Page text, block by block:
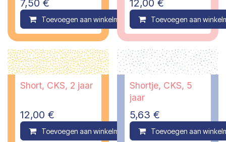
7,50 €
Toevoegen aan winkelmandje Compare
12,00 €
Toevoegen aan
Short, CKS, 2 jaar
12,00 €
Toevoegen aan winkelmandje Compare
Shortje, CKS, 5
jaar
5,63 €
Toevoegen aan